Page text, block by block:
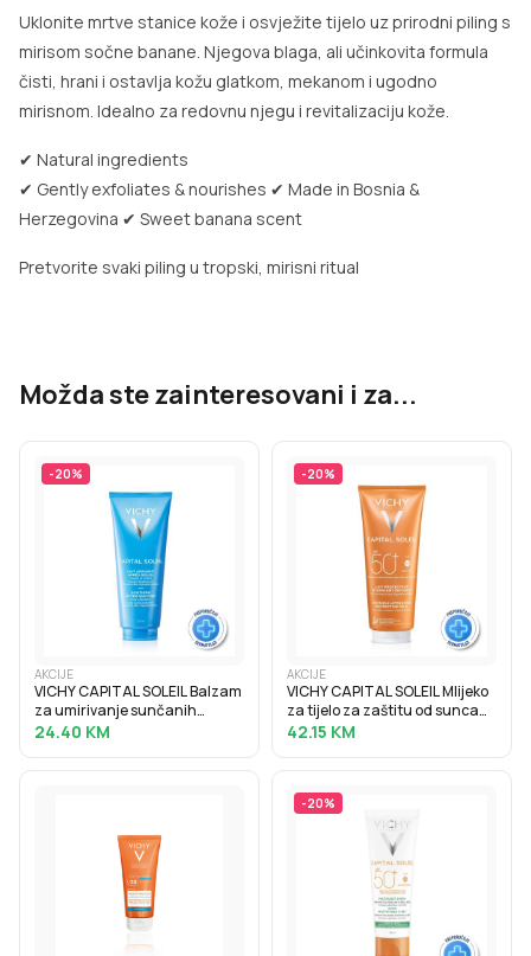
Uklonite mrtve stanice kože i osvježite tijelo uz prirodni piling s
mirisom sočne banane. Njegova blaga, ali učinkovita formula
čisti, hrani i ostavlja kožu glatkom, mekanom i ugodno
mirisnom. Idealno za redovnu njegu i revitalizaciju kože.
✔ Natural ingredients
✔ Gently exfoliates & nourishes ✔ Made in Bosnia &
Herzegovina ✔ Sweet banana scent
Pretvorite svaki piling u tropski, mirisni ritual
Možda ste zainteresovani i za...
-20%
AKCIJE
VICHY CAPITAL SOLEIL Balzam
za umirivanje sunčanih
opeklina, 100 ml
24.40 KM
-20%
AKCIJE
VICHY CAPITAL SOLEIL Mlijeko
za tijelo za zaštitu od sunca
SPF50+, obiteljsko pakiranje,
42.15 KM
-20%